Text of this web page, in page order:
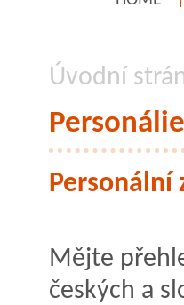
Úvodní
Personálie
Personální
Mějte
českých a